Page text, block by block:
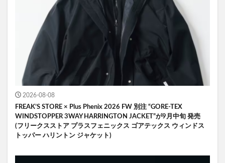
2026-08-08
FREAK’S STORE × Plus Phenix 2026 FW 別注 “GORE-TEX
WINDSTOPPER 3WAY HARRINGTON JACKET”が9月中旬 発売
(フリークスストア プラスフェニックス ゴアテックス ウィンドス
トッパー ハリントン ジャケット)